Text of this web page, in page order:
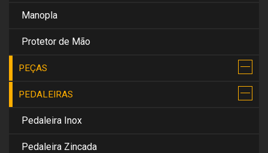
Manopla
Protetor de Mão
PEÇAS
PEDALEIRAS
Pedaleira Inox
Pedaleira Zincada